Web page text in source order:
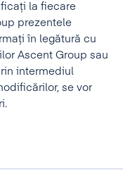
la fiecare
prezentele
în legătură cu
Ascent Group sau
intermediul
se vor